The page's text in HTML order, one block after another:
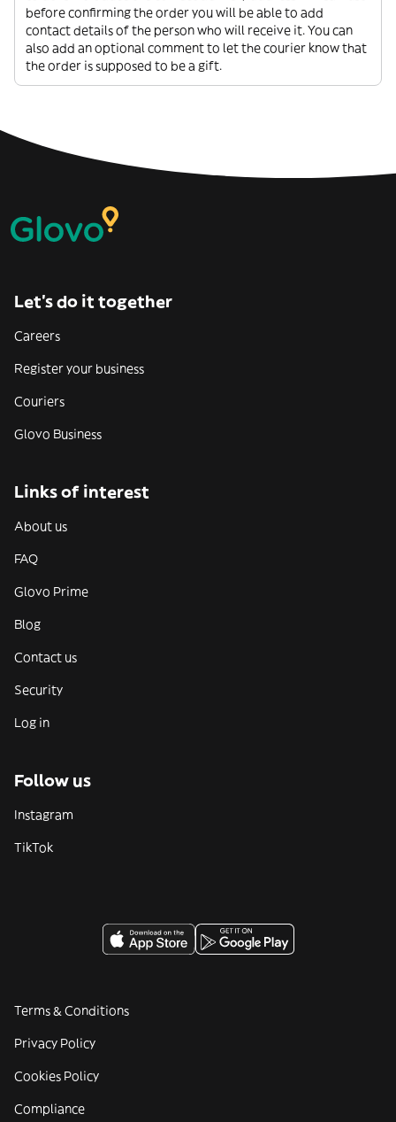
before confirming the order you will be able to add
contact details of the person who will receive it. You can
also add an optional comment to let the courier know that
the order is supposed to be a gift.
Let’s do it together
Careers
Register your business
Couriers
Glovo Business
Links of interest
About us
FAQ
Glovo Prime
Blog
Contact us
Security
Log in
Follow us
Instagram
TikTok
Terms & Conditions
Privacy Policy
Cookies Policy
Compliance